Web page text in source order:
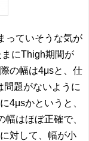
っていそうな気が
にThigh期間が
の幅は4μsと、仕
問題がないように
4μsかというと、
はほぼ正確で、
対して、幅が小